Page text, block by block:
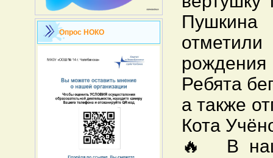
Опрос НОКО
Ребята
а также
Кота
🔥 В